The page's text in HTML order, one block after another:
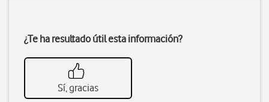
¿Te ha resultado útil esta información?
Sí, gracias